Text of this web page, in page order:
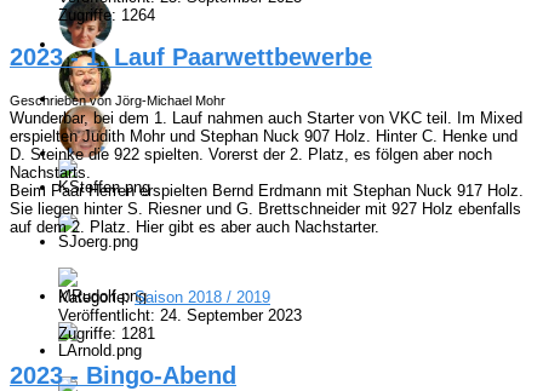
Zugriffe: 1264
2023 - 1. Lauf Paarwettbewerbe
Geschrieben von Jörg-Michael Mohr
Wunderbar, bei dem 1. Lauf nahmen auch Starter von VKC teil. Im Mixed
erspielten Judith Mohr und Stephan Nuck 907 Holz. Hinter C. Henke und
D. Steinke die 922 spielten. Vorerst der 2. Platz, es fölgen aber noch
Nachstarts.
Beim Paar Herren erspielten Bernd Erdmann mit Stephan Nuck 917 Holz.
Sie liegen hinter S. Riesner und G. Brettschneider mit 927 Holz ebenfalls
auf dem 2. Platz. Hier gibt es aber auch Nachstarter.
Kategorie:Saison 2018 / 2019
Veröffentlicht: 24. September 2023
Zugriffe: 1281
2023 - Bingo-Abend